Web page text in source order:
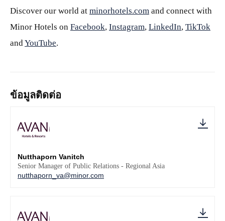
Discover our world at minorhotels.com and connect with
Minor Hotels on Facebook, Instagram, LinkedIn, TikTok
and YouTube.
ข้อมูลติดต่อ
Nutthaporn Vanitch
Senior Manager of Public Relations - Regional Asia
nutthaporn_va@minor.com